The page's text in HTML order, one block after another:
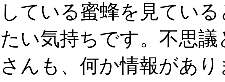
している蜜蜂を見てい
たい気持ちです。不思
さんも、何か情報があ